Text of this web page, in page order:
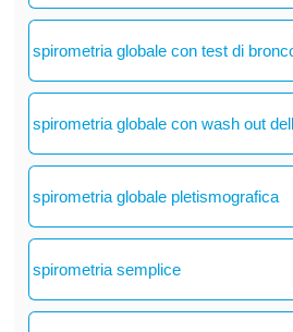
spirometria globale con test di
spirometria globale con wash out
spirometria globale pletismografica
spirometria semplice